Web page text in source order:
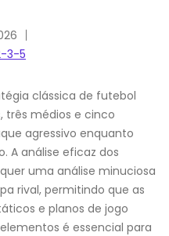
3-5
clássica de futebol
três médios e cinco
agressivo enquanto
A análise eficaz dos
uma análise minuciosa
rival, permitindo que as
e planos de jogo
é essencial para